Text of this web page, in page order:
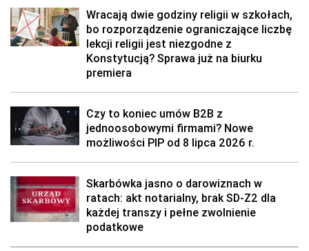
Wracają dwie godziny religii w szkołach,
bo rozporządzenie ograniczające liczbę
lekcji religii jest niezgodne z
Konstytucją? Sprawa już na biurku
premiera
Czy to koniec umów B2B z
jednoosobowymi firmami? Nowe
możliwości PIP od 8 lipca 2026 r.
Skarbówka jasno o darowiznach w
ratach: akt notarialny, brak SD-Z2 dla
każdej transzy i pełne zwolnienie
podatkowe